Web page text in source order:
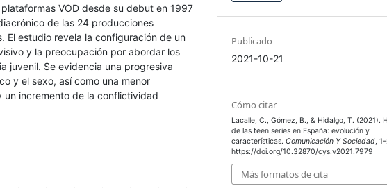
VOD desde su debut en 1997
de las 24 producciones
El estudio revela la configuración de un
y la preocupación por abordar los
juvenil. Se evidencia una progresiva
y el sexo, así como una menor
incremento de la conflictividad
Publicado
2021-10-21
Cómo citar
Lacalle, C., Gómez, B., & Hidalgo, T. (2021).
de las teen series en España: evolución y
características.Comunicación Y Sociedad,
https://doi.org/10.32870/cys.v2021.7979
Más formatos de cita